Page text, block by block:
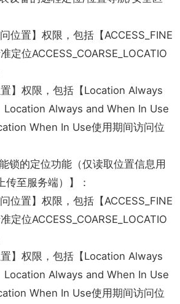
位置】权限，包括【ACCESS_FINE
定位ACCESS_COARSE_LOCATIO
】权限，包括【Location Always
Location Always and When In Use
When In Use使用期间访问位
的定位功能（仅读取位置信息用
至服务端）】：
位置】权限，包括【ACCESS_FINE
定位ACCESS_COARSE_LOCATIO
】权限，包括【Location Always
Location Always and When In Use
When In Use使用期间访问位